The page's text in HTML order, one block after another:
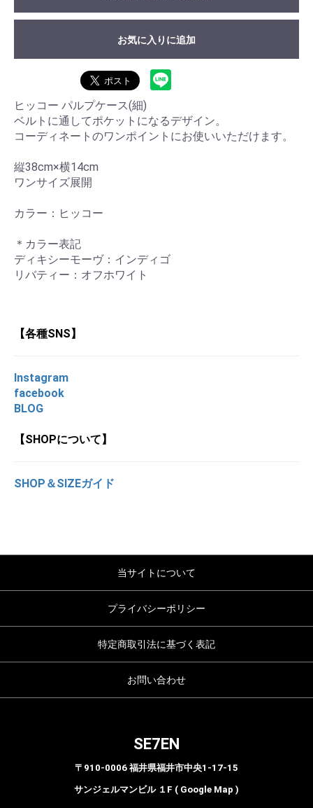
お気に入りに追加
ヒッコー パルプケース(細)
ベルトに通してポケットになるデザイン。
コーディネートのワンポイントにお使いいただけます。
縦38cm×横14cm
ワンサイズ展開
カラー：ヒッコー
＊カラー表記
ディキシーモーヴ：インディゴ
リバティー：オフホワイト
【各種SNS】
Instagram
facebook
BLOG
【SHOPについて】
SHOP＆SIZEガイド
当サイトについて
プライバシーポリシー
特定商取引法に基づく表記
お問い合わせ
SE7EN
〒910-0006 福井県福井市中央1-17-15
サンジェルマンビル １F ( Google Map )